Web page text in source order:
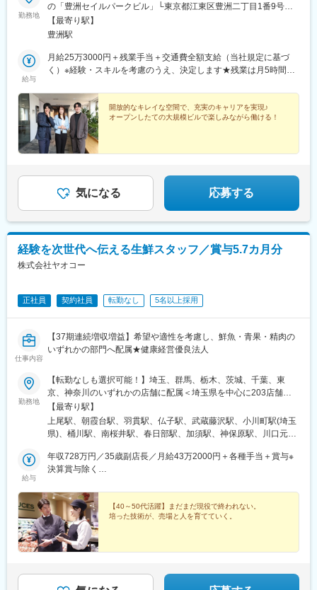
勤務地
の「豊洲セイルパークビル」└東京都江東区豊洲二丁目1番9号＼
好アクセスのオフィスです ／■東京メトロ有楽町線「豊洲駅」よ
り徒歩3分■ゆりかもめ「豊洲駅」より徒歩5分★開放的な空間で
ンカーが出店できる広場や休憩スペースも完備されているので、
ランチの時間や仕事終わりなどの時間も充実できますよ！※受動喫
【最寄り駅】
豊洲駅
給与
月給25万3000円＋残業手当＋交通費全額支給（当社規定に基づ
く）※経験・スキルを考慮のうえ、決定します★残業は月5時間程
す。
開放的なキレイな空間で、充実のキャリアを実現♪
オープンしたての大規模ビルで楽しみながら働ける！
気になる 応募する
経験を次世代へ伝える生鮮スタッフ／賞与5.7カ月分
株式会社ヤオコー
正社員 契約社員 転勤なし 5名以上採用
仕事内容
【37期連続増収増益】希望や適性を考慮し、鮮魚・青果・精肉の
いずれかの部門へ配属★健康経営優良法人
勤務地
【転勤なしも選択可能！】埼玉、群馬、栃木、茨城、千葉、東
京、神奈川のいずれかの店舗に配属＜埼玉県を中心に203店舗を
展開中＞・埼玉県（106店舗）・群馬県（17店舗）・栃木県（6店
舗）・茨城県（7店舗）・千葉県（34店舗）・東京都（17店
舗）・神奈川県（16店舗）★勤務地詳細は下記の勤務地一覧、も
net.com/store/】※入社後は川越研修センター（埼玉県川越市泉町
2-1）での研修を予定しています※マイカー通勤OK（店舗による）
スタイルに合わせて働ける ／転居を伴う転勤がない【地域限定正
社員】も選べます！《1》正社員…転居を伴う転勤の可能性あり
《2》地域限定正社員…転居を伴う転勤なし（転居を伴わない異動
の可能性はあります）
【最寄り駅】
上尾駅、朝霞台駅、羽貫駅、仏子駅、武蔵藤沢駅、小川町駅(埼玉
県)、桶川駅、南桜井駅、春日部駅、加須駅、神保原駅、川口元郷
県)、的場駅、南古谷駅、本川越駅、高坂駅、北本駅、東行田駅、
行田駅、花崎駅、熊谷駅、上熊谷駅、籠原駅、鴻巣駅、蒲生駅、
浦和駅、大宮駅(埼玉県)、東大宮駅、七里駅、鉄道博物館駅、土呂
駅、東宮原駅、西大宮駅、南浦和駅、若葉駅、北坂戸駅、幸手
駅、入曽駅、稲荷山公園駅、志木駅、新白岡駅、新田駅(埼玉県)、
獨協大学前駅、秩父駅、鶴ケ島駅、一本松駅(埼玉県)、航空公園
駅、下山口駅、秋津駅、新所沢駅、東所沢駅、戸田駅(埼玉県)、つ
麗川駅、岡部駅、深谷駅、鶴瀬駅、ふじみ野駅、上福岡駅、本庄
駅、児玉駅、三郷中央駅、親鼻駅、武州長瀬駅、八潮駅、寄居
給与
年収728万円／35歳副店長／月給43万2000円＋各種手当＋賞与※
決算賞与除く
除く
【40～50代活躍】まだまだ現役で終われない。
培った技術が、売場と人を育てていく。